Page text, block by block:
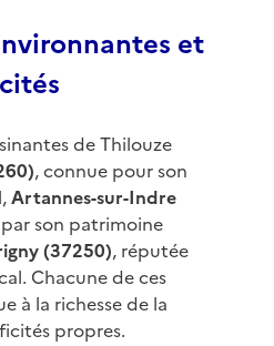
et
de Thilouze
, connue pour son
Artannes-sur-Indre
son patrimoine
(37250), réputée
Chacune de ces
à la richesse de la
propres.